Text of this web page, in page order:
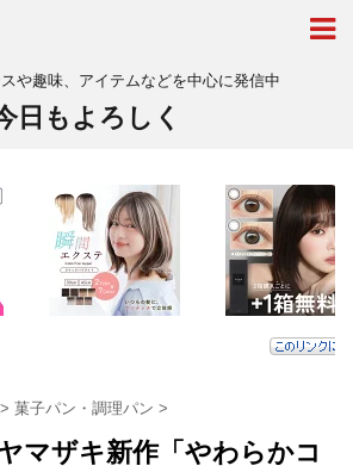
や趣味、アイテムなどを中心に発信中
日もよろしく
> 菓子パン・調理パン >
マザキ新作「やわらかコ